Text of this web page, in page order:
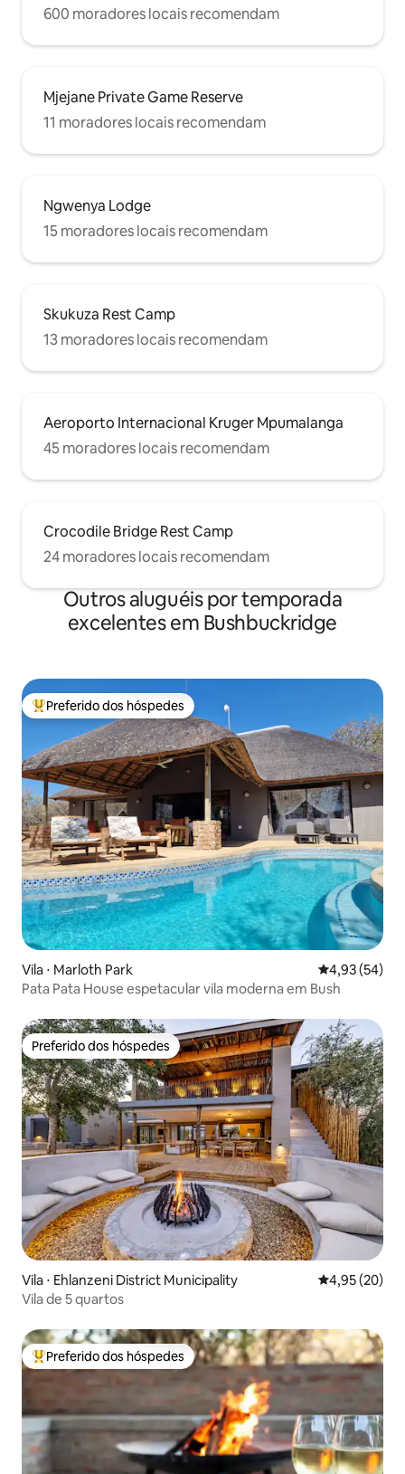
600 moradores locais recomendam
Mjejane Private Game Reserve
11 moradores locais recomendam
Ngwenya Lodge
15 moradores locais recomendam
Skukuza Rest Camp
13 moradores locais recomendam
Aeroporto Internacional Kruger Mpumalanga
45 moradores locais recomendam
Crocodile Bridge Rest Camp
24 moradores locais recomendam
Outros aluguéis por temporada
excelentes em Bushbuckridge
Entre os melhores preferidos dos hóspedes
Preferido dos hóspedes
Vila ⋅ Marloth Park 4,93 de uma
4,93 (54)
Pata Pata House espetacular vila moderna em Bush
Preferido dos hóspedes
Preferido dos hóspedes
Vila ⋅ Ehlanzeni District Municipality 4,95 de uma
4,95 (20)
Vila de 5 quartos
Entre os melhores preferidos dos hóspedes
Preferido dos hóspedes